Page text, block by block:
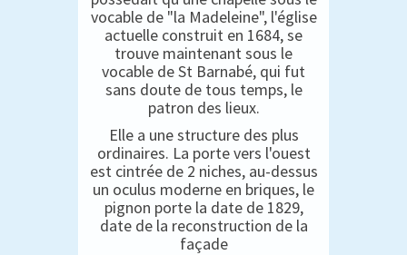
vocable de "la Madeleine", l'église
actuelle construit en 1684, se
trouve maintenant sous le
vocable de St Barnabé, qui fut
sans doute de tous temps, le
patron des lieux.
Elle a une structure des plus
ordinaires. La porte vers l'ouest
est cintrée de 2 niches, au-dessus
un oculus moderne en briques, le
pignon porte la date de 1829,
date de la reconstruction de la
façade